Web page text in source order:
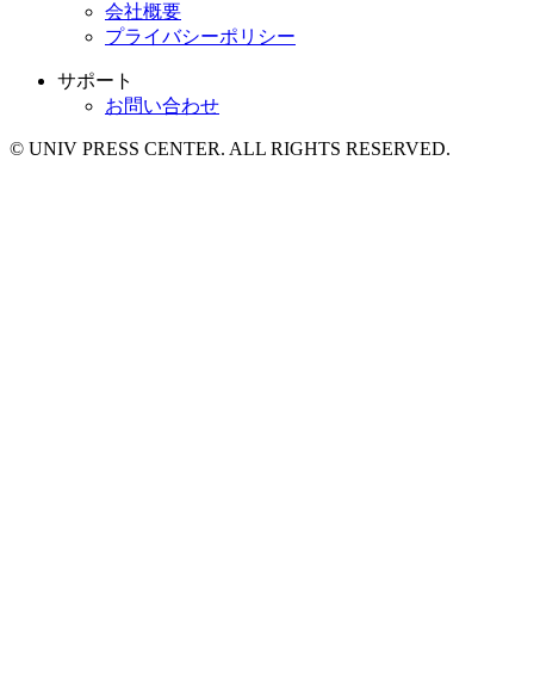
会社概要
プライバシーポリシー
サポート
お問い合わせ
© UNIV PRESS CENTER. ALL RIGHTS RESERVED.